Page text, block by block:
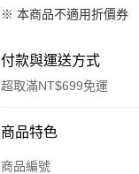
※ 本商品不適用折價券
付款與運送方式
超取滿NT$699免運
付款方式
信用卡一次付款
商品特色
商品編號